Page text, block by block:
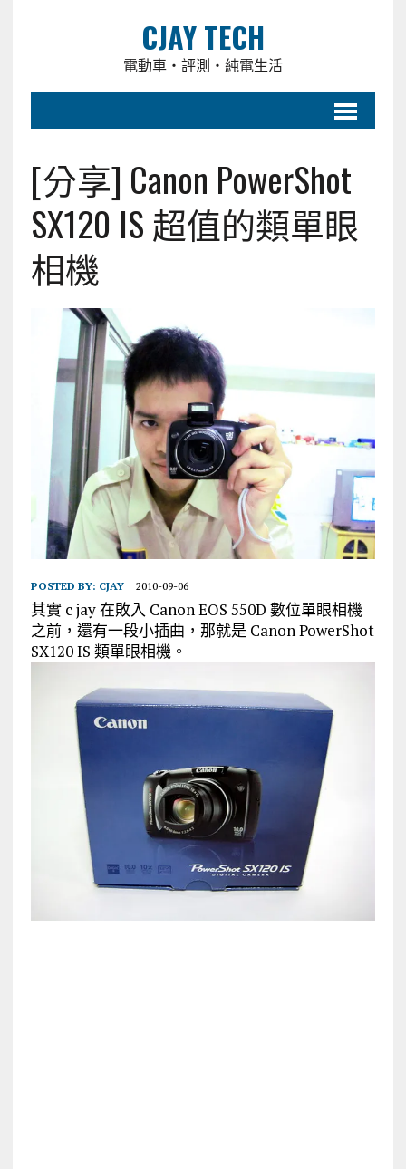
CJAY TECH
電動車・評測・純電生活
[分享] Canon PowerShot
SX120 IS 超值的類單眼
相機
POSTED BY: CJAY 2010-09-06
其實 c jay 在敗入 Canon EOS 550D 數位單眼相機
之前，還有一段小插曲，那就是 Canon PowerShot
SX120 IS 類單眼相機。